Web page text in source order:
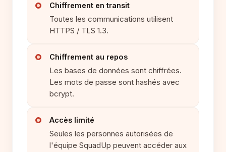
Chiffrement en transit
Toutes les communications utilisent
HTTPS / TLS 1.3.
Chiffrement au repos
Les bases de données sont chiffrées.
Les mots de passe sont hashés avec
bcrypt.
Accès limité
Seules les personnes autorisées de
l'équipe SquadUp peuvent accéder aux